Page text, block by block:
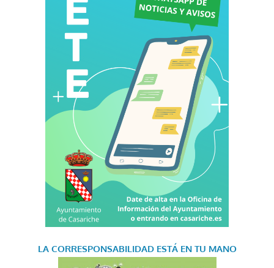
LA CORRESPONSABILIDAD ESTÁ EN TU MANO